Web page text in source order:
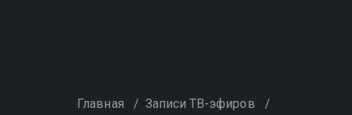
Главная / Записи ТВ-эфиров /